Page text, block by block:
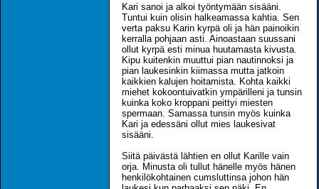
Kari sanoi ja alkoi työntymään sisääni.
Tuntui kuin olisin halkeamassa kahtia. Sen
verta paksu Karin kyrpä oli ja hän painoikin
kerralla pohjaan asti. Ainoastaan suussani
ollut kyrpä esti minua huutamasta kivusta.
Kipu kuitenkin muuttui pian nautinnoksi ja
pian laukesinkin kiimassa mutta jatkoin
kaikkien kalujen hoitamista. Kohta kaikki
miehet kokoontuivatkin ympärilleni ja tunsin
kuinka koko kroppani peittyi miesten
spermaan. Samassa tunsin myös kuinka
Kari ja edessäni ollut mies laukesivat
sisääni.
Siitä päivästä lähtien en ollut Karille vain
orja. Minusta oli tullut hänelle myös hänen
henkilökohtainen cumsluttinsa johon hän